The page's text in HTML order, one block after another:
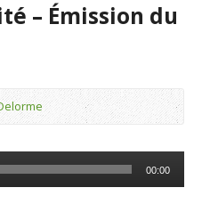
– Émission du
00:00